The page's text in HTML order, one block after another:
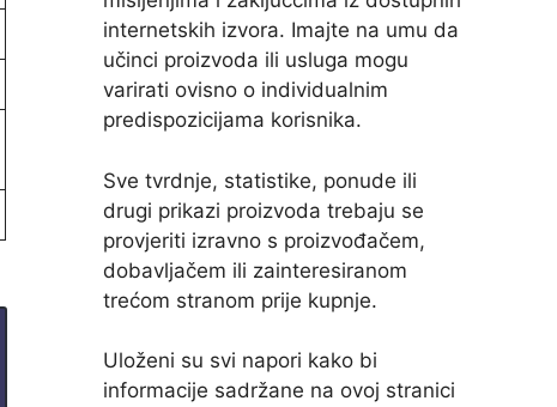
internetskih izvora. Imajte na umu da
učinci proizvoda ili usluga mogu
varirati ovisno o individualnim
predispozicijama korisnika.
Sve tvrdnje, statistike, ponude ili
drugi prikazi proizvoda trebaju se
provjeriti izravno s proizvođačem,
dobavljačem ili zainteresiranom
trećom stranom prije kupnje.
Uloženi su svi napori kako bi
informacije sadržane na ovoj stranici